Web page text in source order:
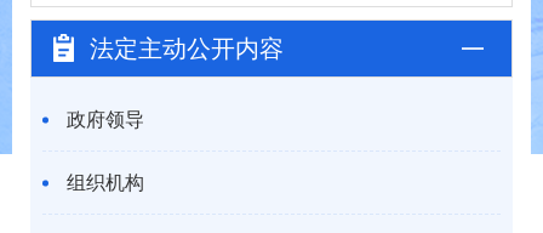
法定主动公开内容
政府领导
组织机构